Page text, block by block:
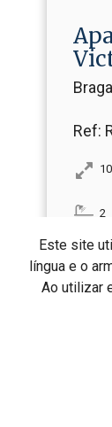
Este site
língua e o
Ao utilizar
Ref:
2